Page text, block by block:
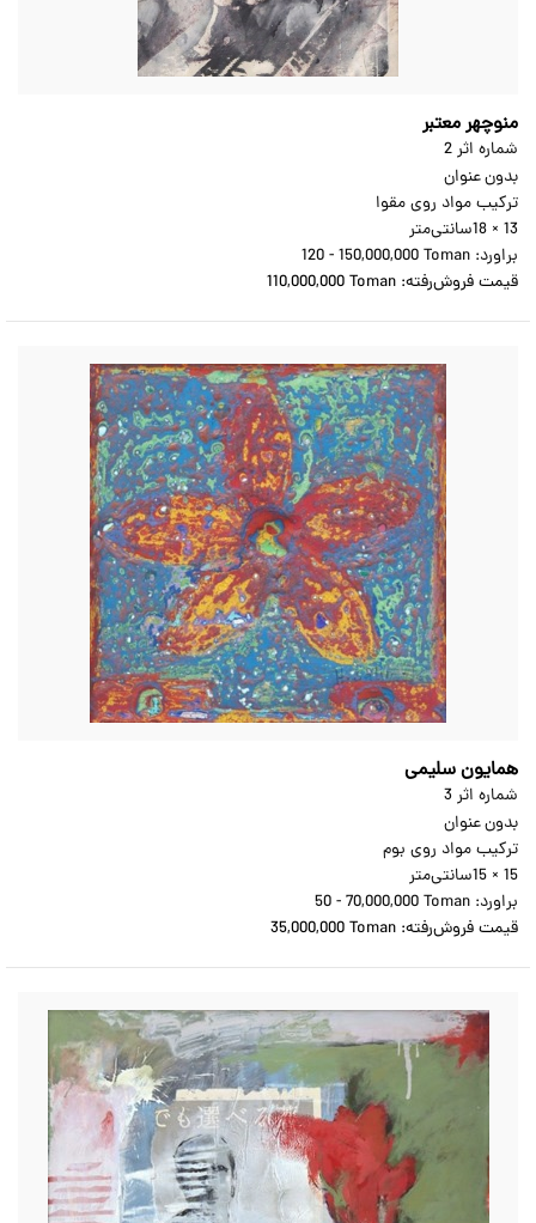
منوچهر معتبر
شماره اثر 2
بدون عنوان
ترکیب مواد روی مقوا
18 × 13سانتی‌متر
براورد: 120 - 150,000,000 Toman
قیمت فروش‌رفته: 110,000,000 Toman
همایون سلیمی
شماره اثر 3
بدون عنوان
ترکیب مواد روی بوم
15 × 15سانتی‌متر
براورد: 50 - 70,000,000 Toman
قیمت فروش‌رفته: 35,000,000 Toman